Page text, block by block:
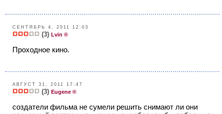
СЕНТЯБРЬ 4, 2011 12:03
(3) Lvin ®
Проходное кино.
АВГУСТ 31, 2011 17:47
(3) Eugene ®
создатели фильма не сумели решить снимают ли они